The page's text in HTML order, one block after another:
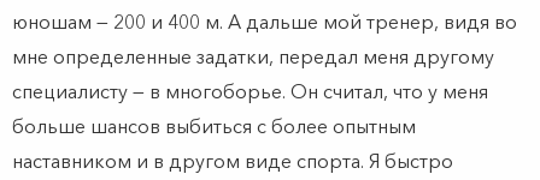
юношам — 200 и 400 м. А дальше мой тренер, видя во
мне определенные задатки, передал меня другому
специалисту — в многоборье. Он считал, что у меня
больше шансов выбиться с более опытным
наставником и в другом виде спорта. Я быстро